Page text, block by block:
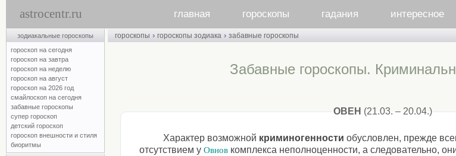
astrocentr.ru главная гороскопы гадания интересное
зодиакальные гороскопы
гороскоп на сегодня
гороскоп на завтра
гороскоп на неделю
гороскоп на август
гороскоп на 2026 год
смайлоскоп на сегодня
забавные гороскопы
супер гороскоп
детский гороскоп
гороскоп внешности и стиля
биоритмы
гороскопы › гороскопы зодиака › забавные гороскопы
Забавные гороскопы.
ОВЕН (21.03. – 20.04.)
Характер возможной криминогенности обусловлен, прежде
отсутствием уОвнов комплекса неполноценности, а следовательно,